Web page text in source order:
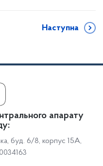
Наступна
апарату
буд. 6/8, корпус 15А,